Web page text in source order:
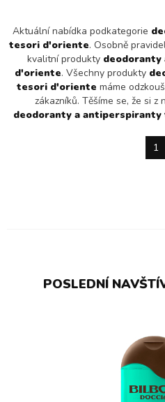
Aktuální nabídka podkategorie
tesori d'oriente. Osobně
kvalitní produkty
d'oriente. Všechny produkty
tesori d'oriente máme
zákazníků. Těšíme se, že si
deodoranty a
1
POSLEDNÍ